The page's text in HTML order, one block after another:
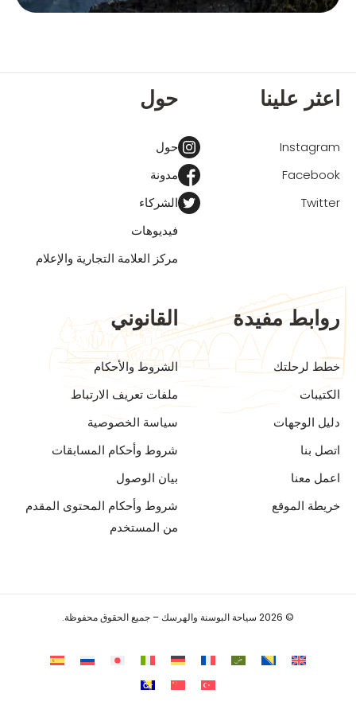
اعثر علينا
Instagram
Facebook
Twitter
حول
حول
مدونة
الشركاء
فيديوهات
مركز العلامة التجارية والإعلام
روابط مفيدة
خطط لرحلتك
الكتيبات
دليل الوجهات
اتصل بنا
اعمل معنا
خريطة الموقع
القانوني
الشروط والأحكام
ملفات تعريف الارتباط
سياسة الخصوصية
شروط وأحكام المسابقات
بيان الوصول
شروط وأحكام المحتوى المقدم
من المستخدم
© 2026 سياحة البوسنة والهرسك – جميع الحقوق محفوظة.